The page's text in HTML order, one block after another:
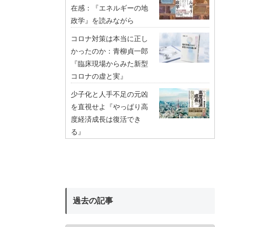
在感：『エネルギーの地
政学』を読みながら
コロナ対策は本当に正し
かったのか：青柳貞一郎
『臨床現場からみた新型
コロナの虚と実』
少子化と人手不足の元凶
を直視せよ『やっぱり高
度経済成長は復活でき
る』
過去の記事